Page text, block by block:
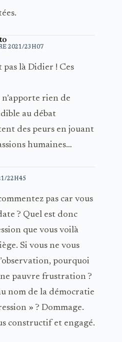
2021/23H07
pas là Didier ! Ces
rien de
au débat
des peurs en jouant
humaines…
22H45
pas car vous
? Quel est donc
que vous voilà
Si vous ne vous
pourquoi
pauvre frustration ?
nom de la démocratie
» ? Dommage.
constructif et engagé.